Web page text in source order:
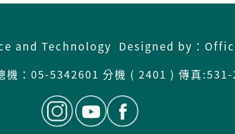
and Technology Designed by：
機：05-5342601 分機 ( 2401 ) 傳真:531-